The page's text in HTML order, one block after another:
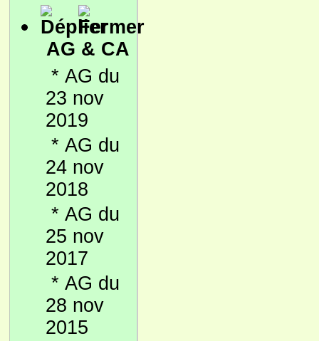
AG & CA
* AG du
23 nov
2019
* AG du
24 nov
2018
* AG du
25 nov
2017
* AG du
28 nov
2015